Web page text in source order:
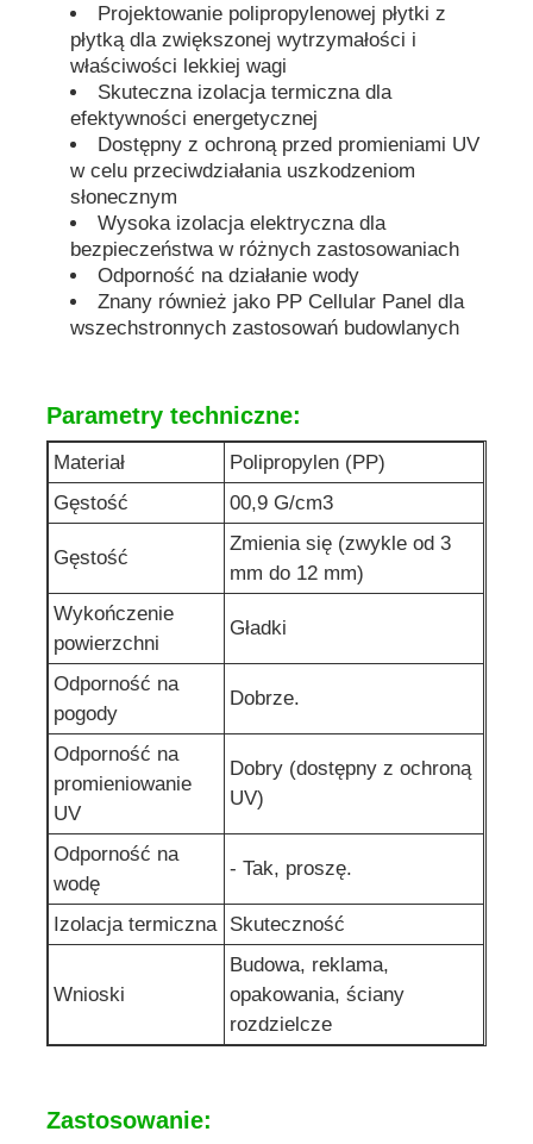
Projektowanie polipropylenowej płytki z
płytką dla zwiększonej wytrzymałości i
właściwości lekkiej wagi
Skuteczna izolacja termiczna dla
efektywności energetycznej
Dostępny z ochroną przed promieniami UV
w celu przeciwdziałania uszkodzeniom
słonecznym
Wysoka izolacja elektryczna dla
bezpieczeństwa w różnych zastosowaniach
Odporność na działanie wody
Znany również jako PP Cellular Panel dla
wszechstronnych zastosowań budowlanych
Parametry techniczne:
Materiał
Polipropylen (PP)
Gęstość
00,9 G/cm3
Gęstość
Zmienia się (zwykle od 3
mm do 12 mm)
Wykończenie
powierzchni
Gładki
Odporność na
pogody
Dobrze.
Odporność na
promieniowanie
UV
Dobry (dostępny z ochroną
UV)
Odporność na
wodę
- Tak, proszę.
Izolacja termiczna Skuteczność
Wnioski
Budowa, reklama,
opakowania, ściany
rozdzielcze
Zastosowanie: